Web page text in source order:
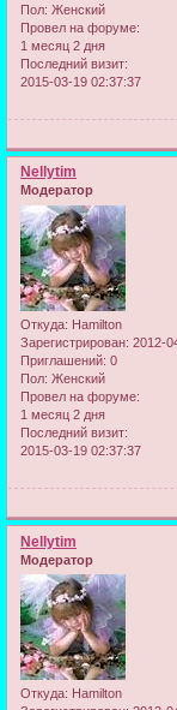
Пол: Женский
Провел на форуме:
1 месяц 2 дня
Последний визит:
2015-03-19 02:37:37
Nellytim
Модератор
Откуда: Hamilton
Зарегистрирован: 2012-
Приглашений: 0
Пол: Женский
Провел на форуме:
1 месяц 2 дня
Последний визит:
2015-03-19 02:37:37
Nellytim
Модератор
Откуда: Hamilton